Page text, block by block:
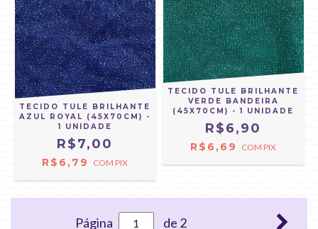
TECIDO TULE BRILHANTE
AZUL ROYAL (45X70CM) -
1 UNIDADE
R$7,00
R$6,79 COM PIX
TECIDO TULE BRILHANTE
VERDE BANDEIRA
(45X70CM) - 1 UNIDADE
R$6,90
R$6,69 COM PIX
Página de 2